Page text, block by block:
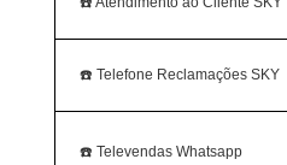
☎️ Telefone Reclamações SKY
☎️ Televendas Whatsapp